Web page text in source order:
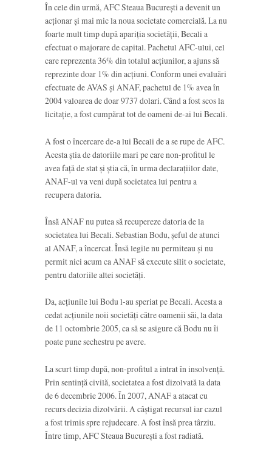
În cele din urmă, AFC Steaua București a devenit un
acționar și mai mic la noua societate comercială. La nu
foarte mult timp după apariția societății, Becali a
efectuat o majorare de capital. Pachetul AFC-ului, cel
care reprezenta 36% din totalul acțiunilor, a ajuns să
reprezinte doar 1% din acțiuni. Conform unei evaluări
efectuate de AVAS și ANAF, pachetul de 1% avea în
2004 valoarea de doar 9737 dolari. Când a fost scos la
licitație, a fost cumpărat tot de oameni de-ai lui Becali.
A fost o încercare de-a lui Becali de a se rupe de AFC.
Acesta știa de datoriile mari pe care non-profitul le
avea față de stat și știa că, în urma declarațiilor date,
ANAF-ul va veni după societatea lui pentru a
recupera datoria.
Însă ANAF nu putea să recupereze datoria de la
societatea lui Becali. Sebastian Bodu, șeful de atunci
al ANAF, a încercat. Însă legile nu permiteau și nu
permit nici acum ca ANAF să execute silit o societate,
pentru datoriile altei societăți.
Da, acțiunile lui Bodu l-au speriat pe Becali. Acesta a
cedat acțiunile noii societăți către oamenii săi, la data
de 11 octombrie 2005, ca să se asigure că Bodu nu îi
poate pune sechestru pe avere.
La scurt timp după, non-profitul a intrat în insolvență.
Prin sentință civilă, societatea a fost dizolvată la data
de 6 decembrie 2006. În 2007, ANAF a atacat cu
recurs decizia dizolvării. A câștigat recursul iar cazul
a fost trimis spre rejudecare. A fost însă prea târziu.
Între timp, AFC Steaua București a fost radiată.